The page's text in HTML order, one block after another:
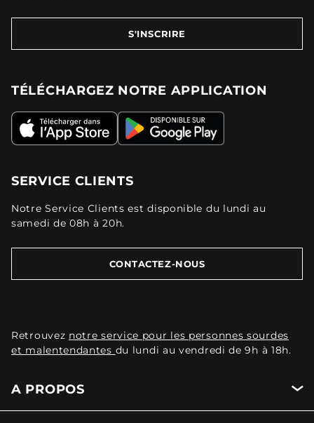
S'INSCRIRE
TÉLÉCHARGEZ NOTRE APPLICATION
SERVICE CLIENTS
Notre Service Clients est disponible du lundi au
samedi de 08h à 20h.
CONTACTEZ-NOUS
Retrouvez notre service pour les personnes sourdes
et malentendantes du lundi au vendredi de 9h à 18h.
A PROPOS